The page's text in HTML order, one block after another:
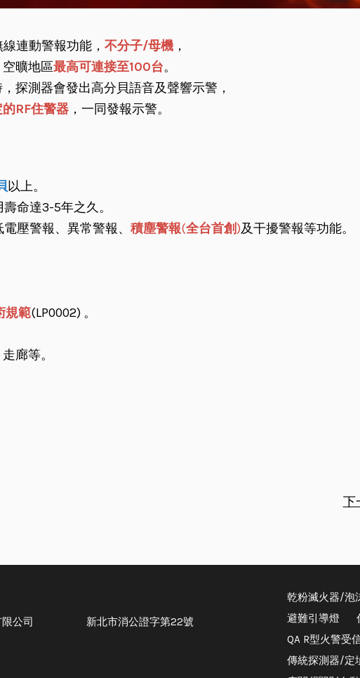
連動警報功能， 不分子/母機 ，
曠地區最高可連接至100台。
探測器會發出高分貝語音及聲響示警，
RF住警器 ，一同發報示警。
以上。
命達3-5年之久。
壓警報、異常警報、 積塵警報(全台首創)及干擾警報等功能。
規範(LP0002) 。
廊等。
下
有限公司 新北市消公證字第22號
乾粉滅火器/泡
避難引導燈
QA R型火警受
傳統探測器/定